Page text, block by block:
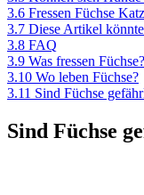
3.6 Fressen Füchse
3.7 Diese Artikel
3.8 FAQ
3.9 Was fressen Füchse?
3.10 Wo leben Füchse?
3.11 Sind Füchse
Sind Füchse